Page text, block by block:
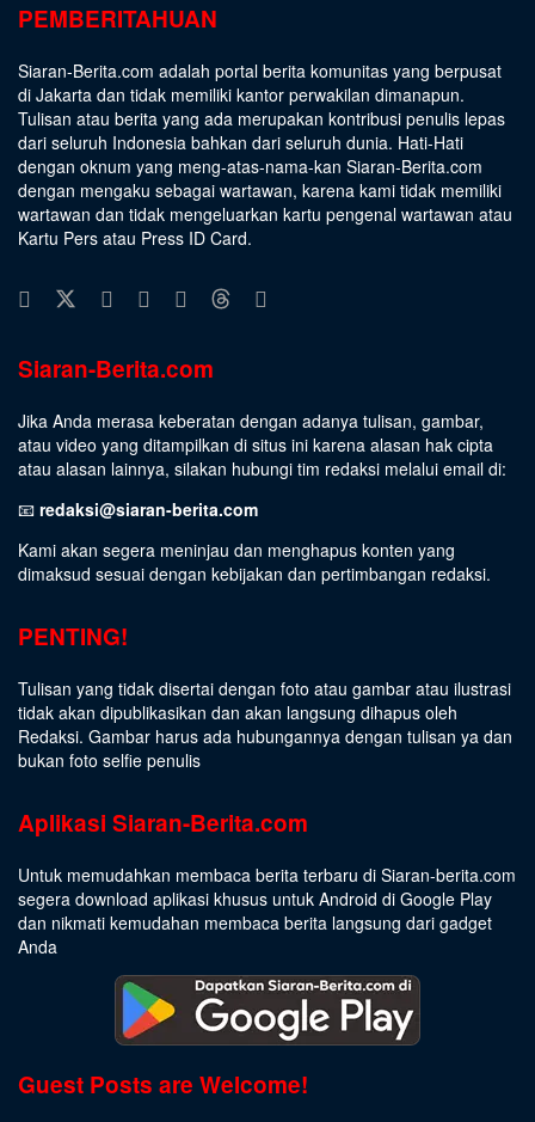
PEMBERITAHUAN
Siaran-Berita.com adalah portal berita komunitas yang berpusat
di Jakarta dan tidak memiliki kantor perwakilan dimanapun.
Tulisan atau berita yang ada merupakan kontribusi penulis lepas
dari seluruh Indonesia bahkan dari seluruh dunia. Hati-Hati
dengan oknum yang meng-atas-nama-kan Siaran-Berita.com
dengan mengaku sebagai wartawan, karena kami tidak memiliki
wartawan dan tidak mengeluarkan kartu pengenal wartawan atau
Kartu Pers atau Press ID Card.
Siaran-Berita.com
Jika Anda merasa keberatan dengan adanya tulisan, gambar,
atau video yang ditampilkan di situs ini karena alasan hak cipta
atau alasan lainnya, silakan hubungi tim redaksi melalui email di:
📧 redaksi@siaran-berita.com
Kami akan segera meninjau dan menghapus konten yang
dimaksud sesuai dengan kebijakan dan pertimbangan redaksi.
PENTING!
Tulisan yang tidak disertai dengan foto atau gambar atau ilustrasi
tidak akan dipublikasikan dan akan langsung dihapus oleh
Redaksi. Gambar harus ada hubungannya dengan tulisan ya dan
bukan foto selfie penulis
Aplikasi Siaran-Berita.com
Untuk memudahkan membaca berita terbaru di Siaran-berita.com
segera download aplikasi khusus untuk Android di Google Play
dan nikmati kemudahan membaca berita langsung dari gadget
Anda
Guest Posts are Welcome!